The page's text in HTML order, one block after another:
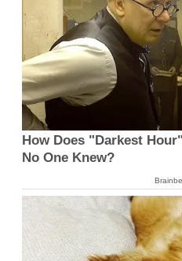
How Does "Darkest
No One Knew?